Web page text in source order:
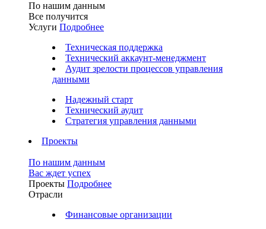
По нашим данным
Все получится
Услуги Подробнее
Техническая поддержка
Технический аккаунт-менеджмент
Аудит зрелости процессов управления
данными
Надежный старт
Технический аудит
Стратегия управления данными
Проекты
По нашим данным
Вас ждет успех
Проекты Подробнее
Отрасли
Финансовые организации